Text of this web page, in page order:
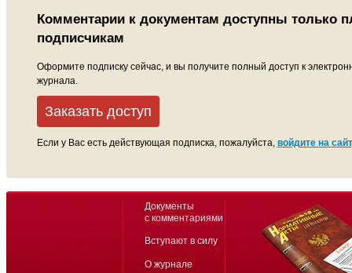
Комментарии к документам доступны только
подписчикам
Оформите подписку сейчас, и вы получите полный доступ к
журнала.
Заказать доступ
Если у Вас есть действующая подписка, пожалуйста, войдите на
Документы
с комментариями
Вступают в силу
О журнале